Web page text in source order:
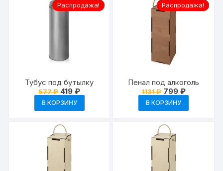
несколько
товара.
Распродажа!
Тубус под бутылку
577₽ Первоначальная
цена
составляла
577 ₽.
419₽Текущая
цена:
В КОРЗИНУ
Распродажа!
Пенал под алкоголь
1131₽ Первоначальная
цена
составляла
1131 ₽.
799₽Текущая
цена:
В КОРЗИНУ